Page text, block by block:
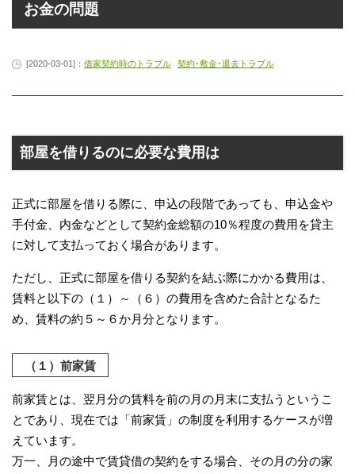
お金の問題
[2020-03-01]： 借家契約時のトラブル 契約･敷金･退去トラブル
部屋を借りるのに必要な費用は
正式に部屋を借りる際に、申込の段階であっても、申込金や
手付金、内金などとして契約金総額の10％程度の費用を貸主
に対して支払っておく場合があります。
ただし、正式に部屋を借りる契約を結ぶ際にかかる費用は、
賃料と以下の（１）～（６）の費用を含めた合計となるた
め、賃料の約５～６か月分となります。
（１）前家賃
前家賃とは、翌月分の賃料を前の月の月末に支払うというこ
とであり、現在では「前家賃」の制度を利用するケースが増
えています。
万一、月の途中で賃貸借の契約をする場合、その月の分の家